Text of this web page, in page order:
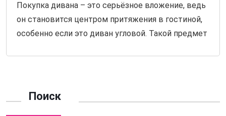
Покупка дивана – это серьёзное вложение, ведь
он становится центром притяжения в гостиной,
особенно если это диван угловой. Такой предмет
Поиск